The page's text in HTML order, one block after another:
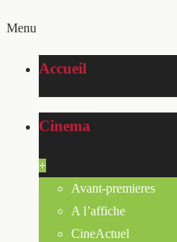
Menu
Accueil
Cinema
+
Avant-premieres
A l’affiche
CineActuel